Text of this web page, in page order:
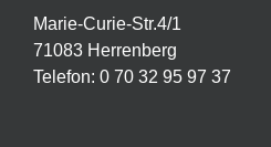
Marie-Curie-Str.4/1
71083 Herrenberg
Telefon: 0 70 32 95 97 37